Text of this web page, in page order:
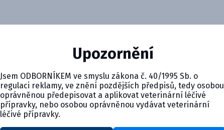
Upozornění
Jsem ODBORNÍKEM ve smyslu zákona č. 40/1995 Sb. o
regulaci reklamy, ve znění pozdějších předpisů, tedy osobou
oprávněnou předepisovat a aplikovat veterinární léčivé
přípravky, nebo osobou oprávněnou vydávat veterinární
léčivé přípravky.